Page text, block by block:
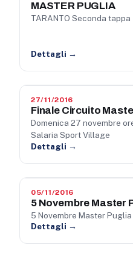
MASTER PUGLIA
TARANTO Seconda tappa
Dettagli →
27/11/2016
Finale Circuito
Domenica 27 novembre
Salaria Sport Village
Dettagli →
05/11/2016
5 Novembre Master
5 Novembre Master Puglia
Dettagli →